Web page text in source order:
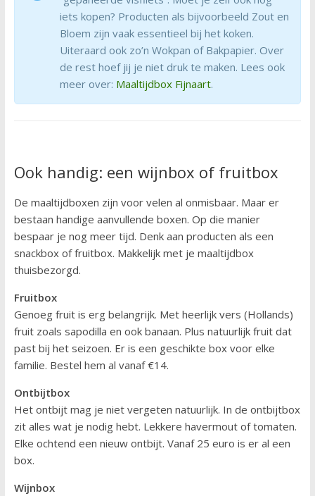
iets kopen? Producten als bijvoorbeeld Zout en
Bloem zijn vaak essentieel bij het koken.
Uiteraard ook zo’n Wokpan of Bakpapier. Over
de rest hoef jij je niet druk te maken. Lees ook
meer over: Maaltijdbox Fijnaart.
Ook handig: een wijnbox of fruitbox
De maaltijdboxen zijn voor velen al onmisbaar. Maar er
bestaan handige aanvullende boxen. Op die manier
bespaar je nog meer tijd. Denk aan producten als een
snackbox of fruitbox. Makkelijk met je maaltijdbox
thuisbezorgd.
Fruitbox
Genoeg fruit is erg belangrijk. Met heerlijk vers (Hollands)
fruit zoals sapodilla en ook banaan. Plus natuurlijk fruit dat
past bij het seizoen. Er is een geschikte box voor elke
familie. Bestel hem al vanaf €14.
Ontbijtbox
Het ontbijt mag je niet vergeten natuurlijk. In de ontbijtbox
zit alles wat je nodig hebt. Lekkere havermout of tomaten.
Elke ochtend een nieuw ontbijt. Vanaf 25 euro is er al een
box.
Wijnbox